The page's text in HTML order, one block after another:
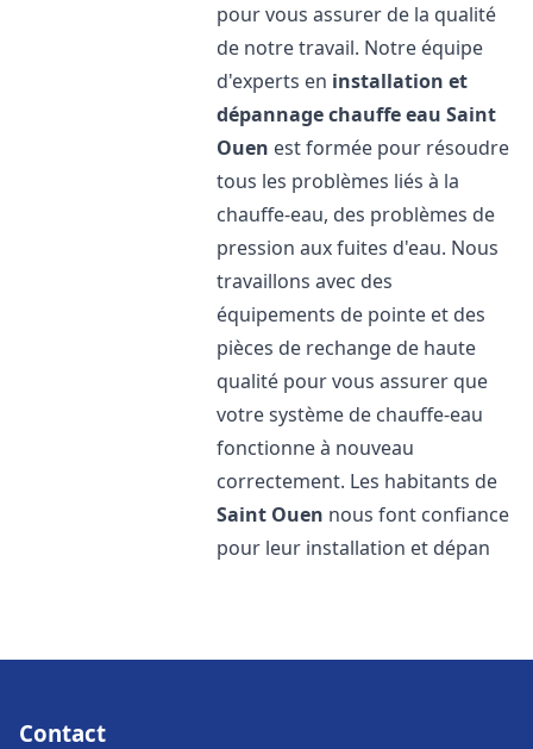
pour vous assurer de la qualité
de notre travail. Notre équipe
d'experts en installation et
dépannage chauffe eau Saint
Ouen est formée pour résoudre
tous les problèmes liés à la
chauffe-eau, des problèmes de
pression aux fuites d'eau. Nous
travaillons avec des
équipements de pointe et des
pièces de rechange de haute
qualité pour vous assurer que
votre système de chauffe-eau
fonctionne à nouveau
correctement. Les habitants de
Saint Ouen nous font confiance
pour leur installation et dépan
Contact